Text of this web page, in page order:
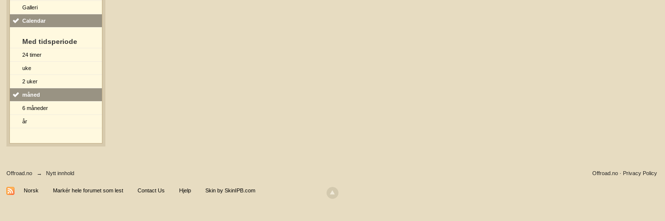
Galleri
Calendar
Med tidsperiode
24 timer
uke
2 uker
måned
6 måneder
år
Offroad.no → Nytt innhold Privacy Policy
Offroad.no ·
Norsk Markér hele forumet som lest Contact Us Hjelp Skin by SkinIPB.com